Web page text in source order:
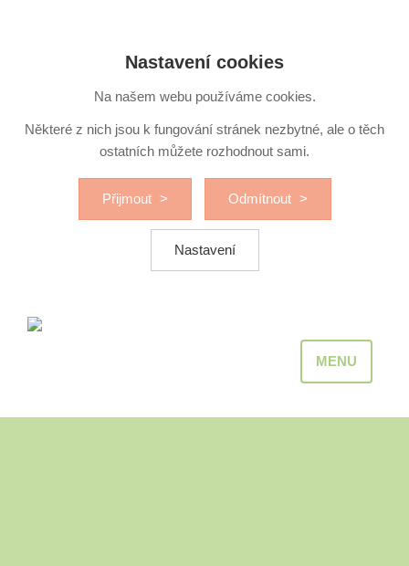
Nastavení cookies
Na našem webu používáme cookies.
Některé z nich jsou k fungování stránek nezbytné, ale o těch
ostatních můžete rozhodnout sami.
Přijmout Odmítnout
Nastavení
MENU